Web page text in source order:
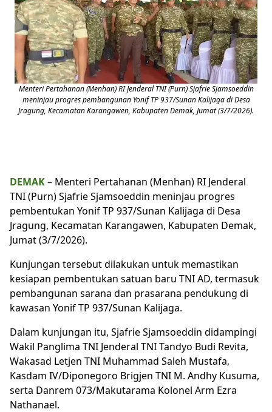
Menteri Pertahanan (Menhan) RI Jenderal TNI (Purn) Sjafrie Sjamsoeddin
meninjau progres pembangunan Yonif TP 937/Sunan Kalijaga di Desa
Jragung, Kecamatan Karangawen, Kabupaten Demak, Jumat (3/7/2026).
DEMAK– Menteri Pertahanan (Menhan) RI Jenderal
TNI (Purn) Sjafrie Sjamsoeddin meninjau progres
pembentukan Yonif TP 937/Sunan Kalijaga di Desa
Jragung, Kecamatan Karangawen, Kabupaten Demak,
Jumat (3/7/2026).
Kunjungan tersebut dilakukan untuk memastikan
kesiapan pembentukan satuan baru TNI AD, termasuk
pembangunan sarana dan prasarana pendukung di
kawasan Yonif TP 937/Sunan Kalijaga.
Dalam kunjungan itu, Sjafrie Sjamsoeddin didampingi
Wakil Panglima TNI Jenderal TNI Tandyo Budi Revita,
Wakasad Letjen TNI Muhammad Saleh Mustafa,
Kasdam IV/Diponegoro Brigjen TNI M. Andhy Kusuma,
serta Danrem 073/Makutarama Kolonel Arm Ezra
Nathanael.